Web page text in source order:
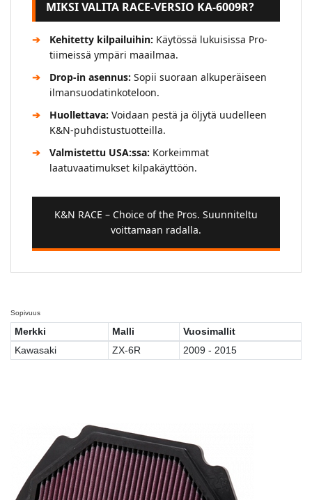
MIKSI VALITA RACE-VERSIO KA-6009R?
Kehitetty kilpailuihin: Käytössä lukuisissa Pro-
tiimeissä ympäri maailmaa.
Drop-in asennus: Sopii suoraan alkuperäiseen
ilmansuodatinkoteloon.
Huollettava: Voidaan pestä ja öljytä uudelleen
K&N-puhdistustuotteilla.
Valmistettu USA:ssa: Korkeimmat
laatuvaatimukset kilpakäyttöön.
K&N RACE – Choice of the Pros. Suunniteltu
voittamaan radalla.
Sopivuus
Merkki Malli
Vuosimallit
Kawasaki
ZX-6R 2009 - 2015